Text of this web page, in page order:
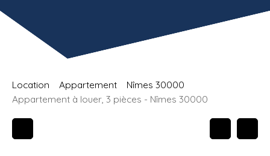
Location Appartement
Nîmes 30000
Appartement à louer, 3 pièces - Nîmes 30000